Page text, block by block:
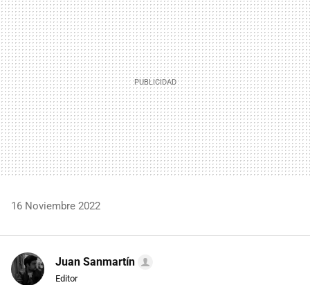
16 Noviembre 2022
Juan Sanmartín
Editor